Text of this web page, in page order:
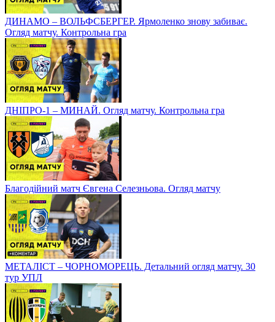
ДИНАМО – ВОЛЬФСБЕРГЕР. Ярмоленко знову забиває.
Огляд матчу. Контрольна гра
ДНІПРО-1 – МИНАЙ. Огляд матчу. Контрольна гра
Благодійний матч Євгена Селезньова. Огляд матчу
МЕТАЛІСТ – ЧОРНОМОРЕЦЬ. Детальний огляд матчу. 30
тур УПЛ